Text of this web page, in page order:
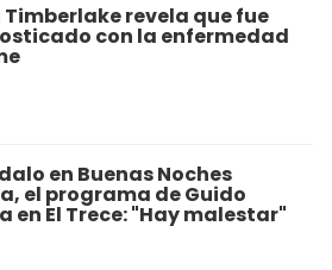
revela que fue
con la enfermedad
en Buenas Noches
el programa de Guido
en El Trece: "Hay malestar"